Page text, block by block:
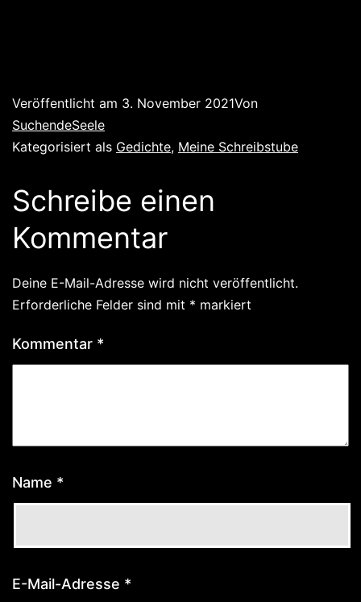
Veröffentlicht am 3. November 2021Von
SuchendeSeele
Kategorisiert als Gedichte, Meine Schreibstube
Schreibe einen
Kommentar
Deine E-Mail-Adresse wird nicht veröffentlicht.
Erforderliche Felder sind mit * markiert
Kommentar *
Name *
E-Mail-Adresse *